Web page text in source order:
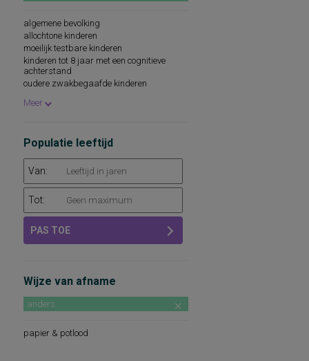
algemene bevolking
allochtone kinderen
moeilijk testbare kinderen
kinderen tot 8 jaar met een cognitieve
achterstand
oudere zwakbegaafde kinderen
leerlingen in groep 7 en 8 van het regulier
leerlingen in klas 1 mavo
Meer
Populatie leeftijd
Van:
Tot:
PAS TOE
Wijze van afname
anders
papier & potlood